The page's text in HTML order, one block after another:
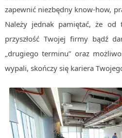
SQL
MySQL
SIECI
zapewnić niezbędny know-how,
Należy jednak pamiętać, że od
przyszłość Twojej firmy bądź
„drugiego terminu” oraz
wypali, skończy się kariera